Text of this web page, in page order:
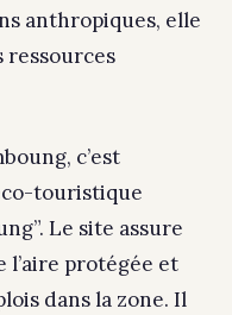
anthropiques, elle
c’est
touristique
Le site assure
l’aire protégée et
dans la zone. Il